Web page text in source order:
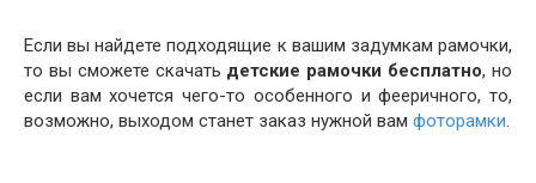
Если вы найдете подходящие к вашим задумкам рамочки,
то вы сможете скачать детские рамочки бесплатно, но
если вам хочется чего-то особенного и фееричного, то,
возможно, выходом станет заказ нужной вам фоторамки.